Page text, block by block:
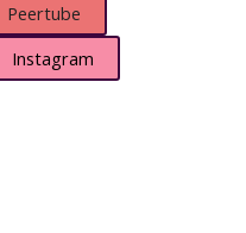
Peertube
Instagram